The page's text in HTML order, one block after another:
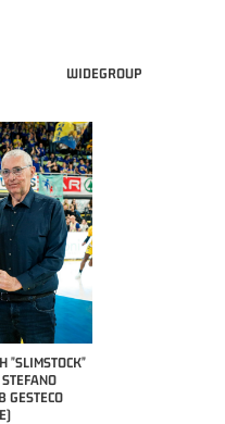
WIDEGROUP
"SLIMSTOCK"
GESTECO